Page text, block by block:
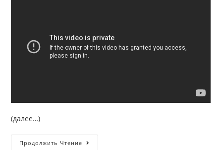
(далее…)
Продолжить Чтение